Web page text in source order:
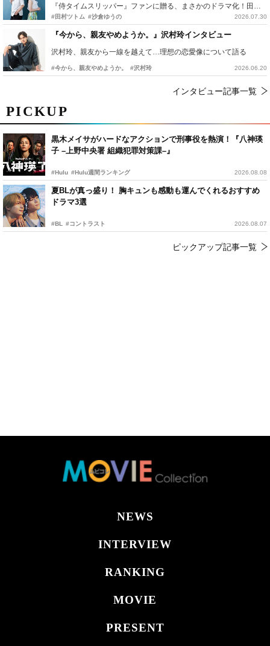
PICKUP
黒木メイサがハードなアクションで刑事役を熱演！『八神瑛
子 –上野中央署 組織犯罪対策課–』
#Hulu #Hulu週間ランキング 2026.08.08
夏BLが真っ盛り！ 胸キュンも感動も運んでくれるおすすめ
ドラマ3選
#BL #コントラスト 2026.08.07
ピックアップ記事一覧
『侍タイムスリッパー』ファンに贈る、まさかのドラマ化！田村ツトム×沙倉ゆうのが語る『心配無用ノ介』撮影秘話
#田村ツトム #沙倉ゆうの 2026.07.30
『今から、親友やめようか。』沢村玲インタビュー
沢村玲、親友から一線を越えて…理想の恋愛像について語る
#今から、親友やめようか。 #沢村玲 2026.06.20
インタビュー記事一覧
NEWS
INTERVIEW
RANKING
MOVIE
PRESENT